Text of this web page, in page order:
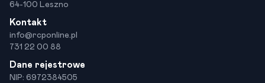
64-100 Leszno
Kontakt
info@rcponline.pl
731 22 00 88
Dane rejestrowe
NIP: 6972384505